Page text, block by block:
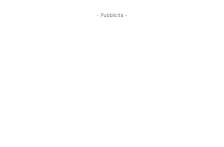
- Pubblicità -